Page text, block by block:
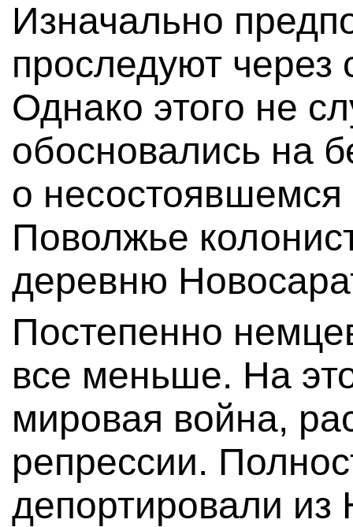
Изначально
проследуют через
Однако этого не
обосновались на
о
Поволжье
деревню
Постепенно
все меньше. На
мировая война,
репрессии.
депортировали из